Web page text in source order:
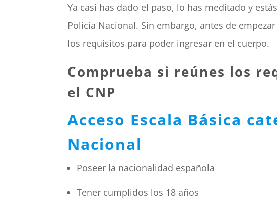
Ya casi has dado el paso, lo has meditado y
Policía Nacional. Sin embargo, antes de
los requisitos para poder ingresar en el cuerpo.
Comprueba si reúnes los
el CNP
Acceso Escala Básica
Nacional
Poseer la nacionalidad española
Tener cumplidos los 18 años